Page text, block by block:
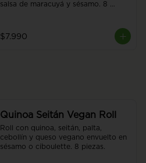
salsa de maracuyá y sésamo. 8
$7.990
Quinoa Seitán Vegan Roll
Roll con quinoa, seitán, palta,
cebollín y queso vegano envuelto en
sésamo o ciboulette. 8 piezas.